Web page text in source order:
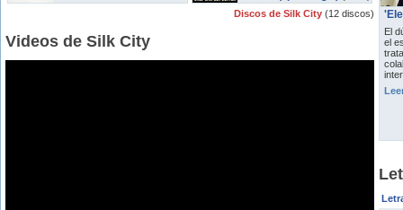
Discos de Silk City (12 discos)
Videos de Silk City
El
el